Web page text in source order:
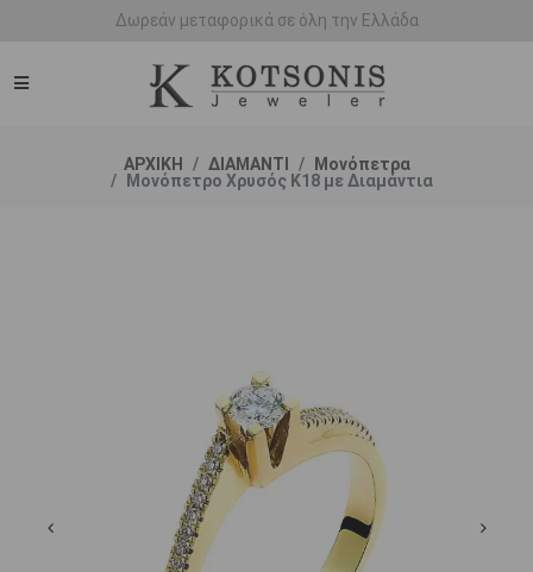
Άμεση παράδοση - Δικαίωμα επιστροφής
ΑΡΧΙΚΗ ΔΙΑΜΑΝΤΙ
Μονόπετρα
Μονόπετρο Χρυσός Κ18 με Διαμάντια